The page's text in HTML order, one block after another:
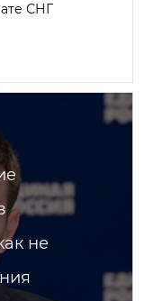
СНГ
не